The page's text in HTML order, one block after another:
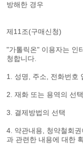
방해한 경우
제11조(구매신청)
"가톨릭온" 이용자는 인
청합니다.
1. 성명, 주소, 전화번호
2. 재화 또는 용역의 선택
3. 결제방법의 선택
4. 약관내용, 청약철회
과 관련한 내용에 대한